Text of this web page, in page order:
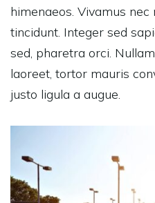
himenaeos. Vivamus
tincidunt. Integer sed
sed, pharetra orci.
laoreet, tortor mauris
justo ligula a augue.